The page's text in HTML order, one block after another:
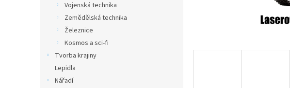
Vojenská technika
Zemědělská technika
Železnice
Kosmos a sci-fi
Tvorba krajiny
Lepidla
Nářadí